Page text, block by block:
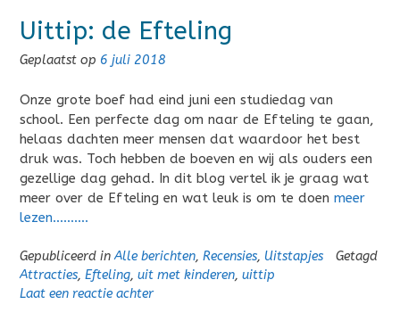
Uittip: de Efteling
Geplaatst op 6 juli 2018
Onze grote boef had eind juni een studiedag van
school. Een perfecte dag om naar de Efteling te gaan,
helaas dachten meer mensen dat waardoor het best
druk was. Toch hebben de boeven en wij als ouders een
gezellige dag gehad. In dit blog vertel ik je graag wat
meer over de Efteling en wat leuk is om te doen meer
lezen……….
Gepubliceerd inAlle berichten, Recensies, Uitstapjes
Getagd
Attracties, Efteling, uit met kinderen, uittip
Laat een reactie achter